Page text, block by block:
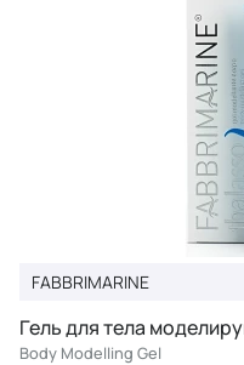
FABBRIMARINE
Гель для тела
Body Modelling Gel